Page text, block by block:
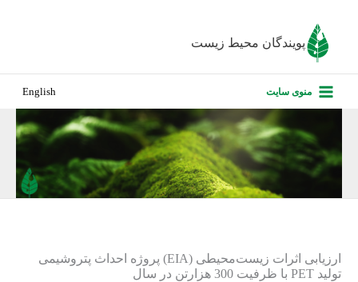
پویندگان محیط زیست
منوی سایت English
ارزیابی اثرات زیست‌محیطی (EIA) پروژه احداث پتروشیمی
تولید PET با ظرفیت 300 هزارتن در سال
درباره ما
پروژه‌های
تماس با ما